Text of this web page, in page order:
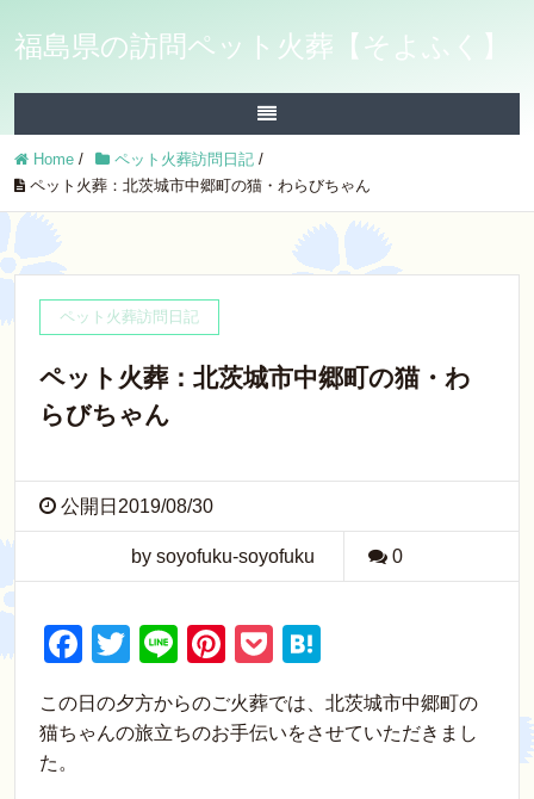
福島県の訪問ペット火葬【そよふく】
Home / ペット火葬訪問日記 /
ペット火葬：北茨城市中郷町の猫・わらびちゃん
ペット火葬訪問日記
ペット火葬：北茨城市中郷町の猫・わ
らびちゃん
公開日2019/08/30
by soyofuku-soyofuku 0
F
c
T
wi
tt
Li
e
Pi
nt
er
P
ck
at
e
この日の夕方からのご火葬では、北茨城市中郷町の
猫ちゃんの旅立ちのお手伝いをさせていただきまし
た。